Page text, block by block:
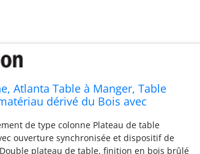
Atlanta Table à Manger, Table
dérivé du Bois avec
210 x 90 x 75 cm
de type colonne Plateau de table
ouverture synchronisée et dispositif de
plateau de table, finition en bois brûlé